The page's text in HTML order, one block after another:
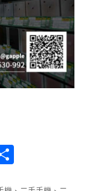
?二手手機價格?收